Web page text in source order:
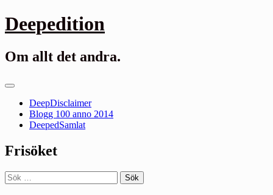
Gå
till
Deepedition
Om allt det andra.
Primär
DeepDisclaimer
Blogg 100 anno 2014
DeepedSamlat
Frisöket
Sök
efter: